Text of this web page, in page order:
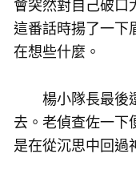
會突然對自己破口
這番話時揚了一下
在想些什麼。
楊小隊長最後
去。老偵查佐一下
是在從沉思中回過